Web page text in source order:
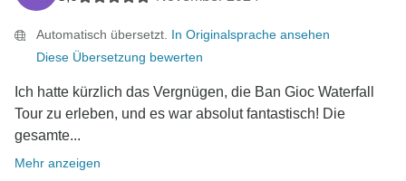
verbracht haben, und wir freuen uns darauf, Sie bald
wiederzusehen.
Automatisch übersetzt. In Originalsprache ansehen
Diese Übersetzung bewerten
Ich hatte kürzlich das Vergnügen, die Ban Gioc Waterfall
Tour zu erleben, und es war absolut fantastisch! Die
gesamte...
Mehr anzeigen